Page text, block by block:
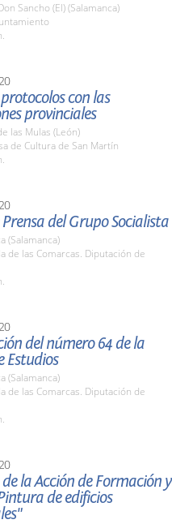
Sancho (El) (Salamanca)
con las
provinciales
las Mulas (León)
de Cultura de San Martín
del Grupo Socialista
(Salamanca)
de las Comarcas. Diputación de
del número 64 de la
Estudios
(Salamanca)
de las Comarcas. Diputación de
la Acción de Formación y
de edificios